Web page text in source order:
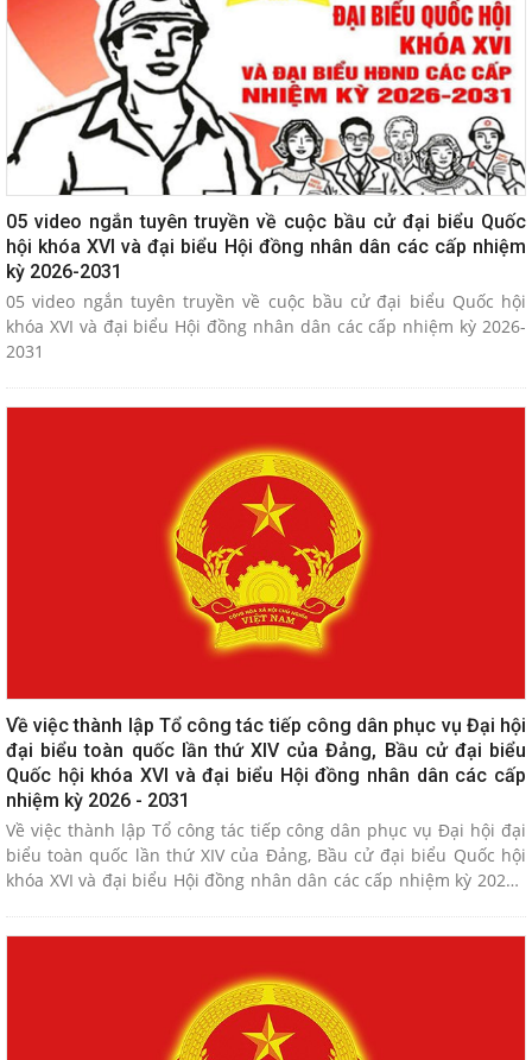
05 video ngắn tuyên truyền về cuộc bầu cử đại biểu Quốc
hội khóa XVI và đại biểu Hội đồng nhân dân các cấp nhiệm
kỳ 2026-2031
05 video ngắn tuyên truyền về cuộc bầu cử đại biểu Quốc hội
khóa XVI và đại biểu Hội đồng nhân dân các cấp nhiệm kỳ 2026-
2031
Về việc thành lập Tổ công tác tiếp công dân phục vụ Đại hội
đại biểu toàn quốc lần thứ XIV của Đảng, Bầu cử đại biểu
Quốc hội khóa XVI và đại biểu Hội đồng nhân dân các cấp
nhiệm kỳ 2026 - 2031
Về việc thành lập Tổ công tác tiếp công dân phục vụ Đại hội đại
biểu toàn quốc lần thứ XIV của Đảng, Bầu cử đại biểu Quốc hội
khóa XVI và đại biểu Hội đồng nhân dân các cấp nhiệm kỳ 2026 -